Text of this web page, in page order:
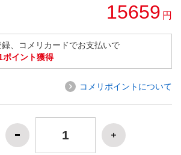
15659 円
、コメリカードでお支払いで
ポイント獲得
コメリポイントについて